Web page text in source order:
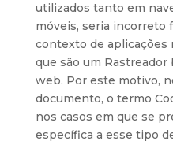
utilizados tanto em
móveis, seria incorreto
contexto de aplicações
que são um Rastreador
web. Por este motivo,
documento, o termo
nos casos em que se
específica a esse tipo